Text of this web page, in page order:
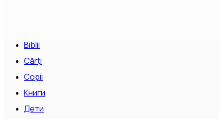
Biblii
Cărți
Copii
Книги
Дети